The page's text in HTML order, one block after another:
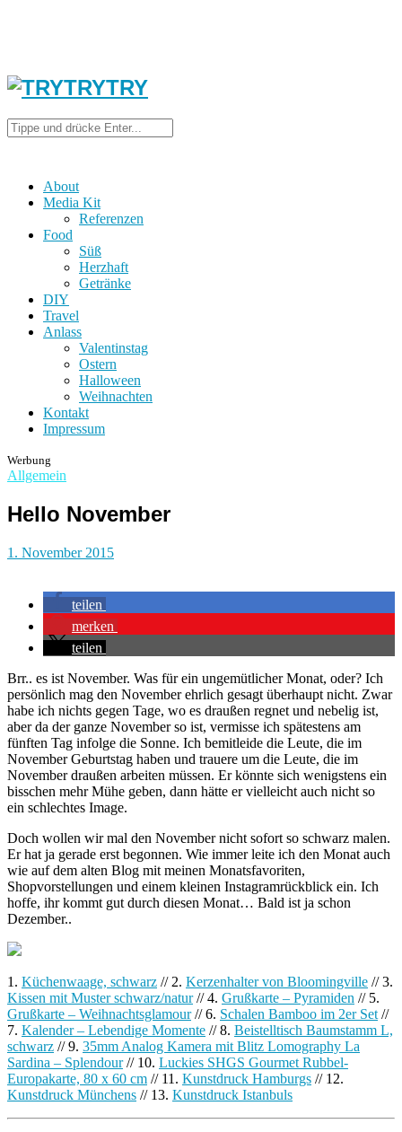
About
Media Kit
Referenzen
Food
Süß
Herzhaft
Getränke
DIY
Travel
Anlass
Valentinstag
Ostern
Halloween
Weihnachten
Kontakt
Impressum
Werbung
Allgemein
Hello November
1. November 2015
teilen
merken
teilen
Brr.. es ist November. Was für ein ungemütlicher Monat, oder? Ich
persönlich mag den November ehrlich gesagt überhaupt nicht. Zwar
habe ich nichts gegen Tage, wo es draußen regnet und nebelig ist,
aber da der ganze November so ist, vermisse ich spätestens am
fünften Tag infolge die Sonne. Ich bemitleide die Leute, die im
November Geburtstag haben und trauere um die Leute, die im
November draußen arbeiten müssen. Er könnte sich wenigstens ein
bisschen mehr Mühe geben, dann hätte er vielleicht auch nicht so
ein schlechtes Image.
Doch wollen wir mal den November nicht sofort so schwarz malen.
Er hat ja gerade erst begonnen. Wie immer leite ich den Monat auch
wie auf dem alten Blog mit meinen Monatsfavoriten,
Shopvorstellungen und einem kleinen Instagramrückblick ein. Ich
hoffe, ihr kommt gut durch diesen Monat… Bald ist ja schon
Dezember..
1. Küchenwaage, schwarz // 2. Kerzenhalter von Bloomingville // 3.
Kissen mit Muster schwarz/natur// 4. Grußkarte – Pyramiden // 5.
Grußkarte – Weihnachtsglamour// 6. Schalen Bamboo im 2er Set //
7. Kalender – Lebendige Momente // 8. Beistelltisch Baumstamm L,
schwarz // 9. 35mm Analog Kamera mit Blitz Lomography La
Sardina – Splendour// 10. Luckies SHGS Gourmet Rubbel-
Europakarte, 80 x 60 cm // 11. Kunstdruck Hamburgs // 12.
Kunstdruck Münchens // 13. Kunstdruck Istanbuls